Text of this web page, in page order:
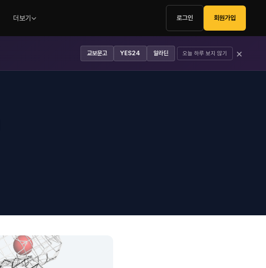
더보기 로그인 회원가입
교보문고 YES24 알라딘 오늘 하루 보지 않기 ×